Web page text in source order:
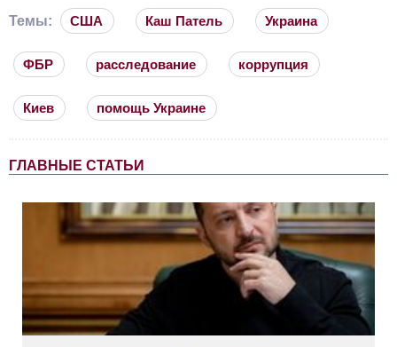
Темы: США Каш Патель Украина
ФБР расследование коррупция
Киев помощь Украине
ГЛАВНЫЕ СТАТЬИ